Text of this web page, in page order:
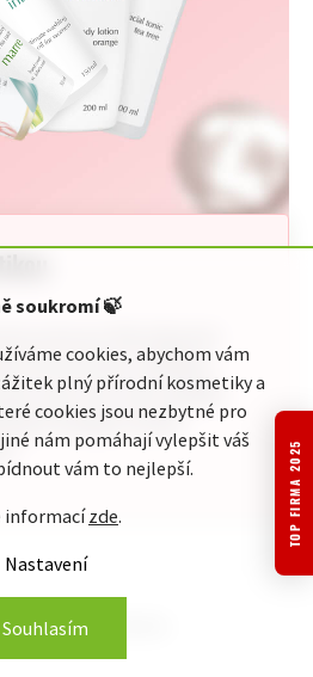
soukromí🍃
cookies, abychom vám
plný přírodní kosmetiky a
cookies jsou nezbytné pro
nám pomáhají vylepšit váš
vám to nejlepší.
informacízde.
Nastavení
Souhlasím
kosmetickou nabídkou
zde celou naši nabídku
kategorií podle
TOP FIRMA 2025
. Všechna práva vyhrazena.